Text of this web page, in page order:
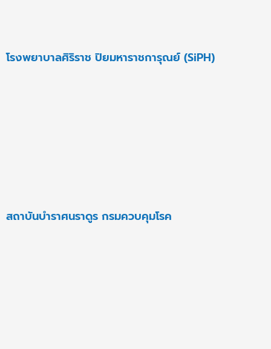
โรงพยาบาลศิริราช ปิยมหาราชการุณย์ (SiPH)
สถาบันบำราศนราดูร กรมควบคุมโรค